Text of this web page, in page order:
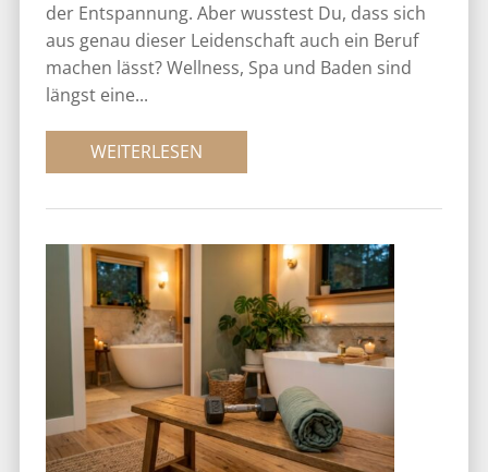
der Entspannung. Aber wusstest Du, dass sich
aus genau dieser Leidenschaft auch ein Beruf
machen lässt? Wellness, Spa und Baden sind
längst eine...
WEITERLESEN